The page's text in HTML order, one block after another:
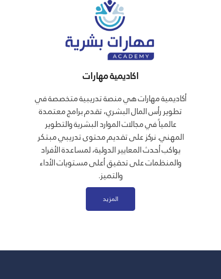
اكاديمية مهارات
أكاديمية مهارات هي منصة تدريبية متخصصة في
تطوير رأس المال البشري، تقدم برامج معتمدة
عالمياً في مجالات الموارد البشرية والتطوير
المهني. نركز على تقديم محتوى تدريبي مبتكر
يواكب أحدث المعايير الدولية، لمساعدة الأفراد
والمنظمات على تحقيق أعلى مستويات الأداء
والتميز.
المزيد